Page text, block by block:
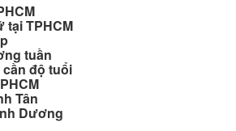
tại TPHCM
tuần
độ tuổi
Tân
Dương